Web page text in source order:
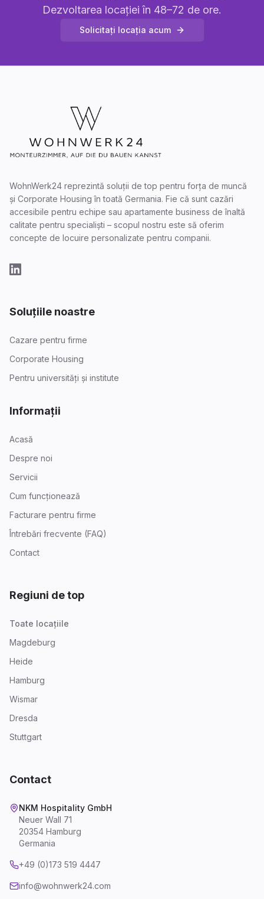
Dezvoltarea locației în 48–72 de ore.
Solicitați locația acum
WohnWerk24 reprezintă soluții de top pentru forța de muncă
și Corporate Housing în toată Germania. Fie că sunt cazări
accesibile pentru echipe sau apartamente business de înaltă
calitate pentru specialiști – scopul nostru este să oferim
concepte de locuire personalizate pentru companii.
Soluțiile noastre
Cazare pentru firme
Corporate Housing
Pentru universități și institute
Informații
Acasă
Despre noi
Servicii
Cum funcționează
Facturare pentru firme
Întrebări frecvente (FAQ)
Contact
Regiuni de top
Toate locațiile
Magdeburg
Heide
Hamburg
Wismar
Dresda
Stuttgart
Contact
NKM Hospitality GmbH
Neuer Wall 71
20354 Hamburg
Germania
+49 (0)173 519 4447
info@wohnwerk24.com